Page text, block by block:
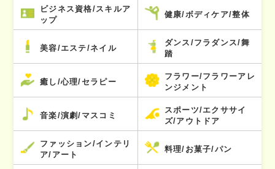
ビジネス資格/スキルア
ップ
健康/ボディケア/整体
美容/エステ/ネイル
ダンス/フラダンス/舞
踏
癒し/心理/セラピー
フラワー/フラワーアレ
ンジメント
音楽/演劇/マスコミ
スポーツ/エクササイ
ズ/アウトドア
ファッション/インテリ
ア/アート
料理/お菓子/パン